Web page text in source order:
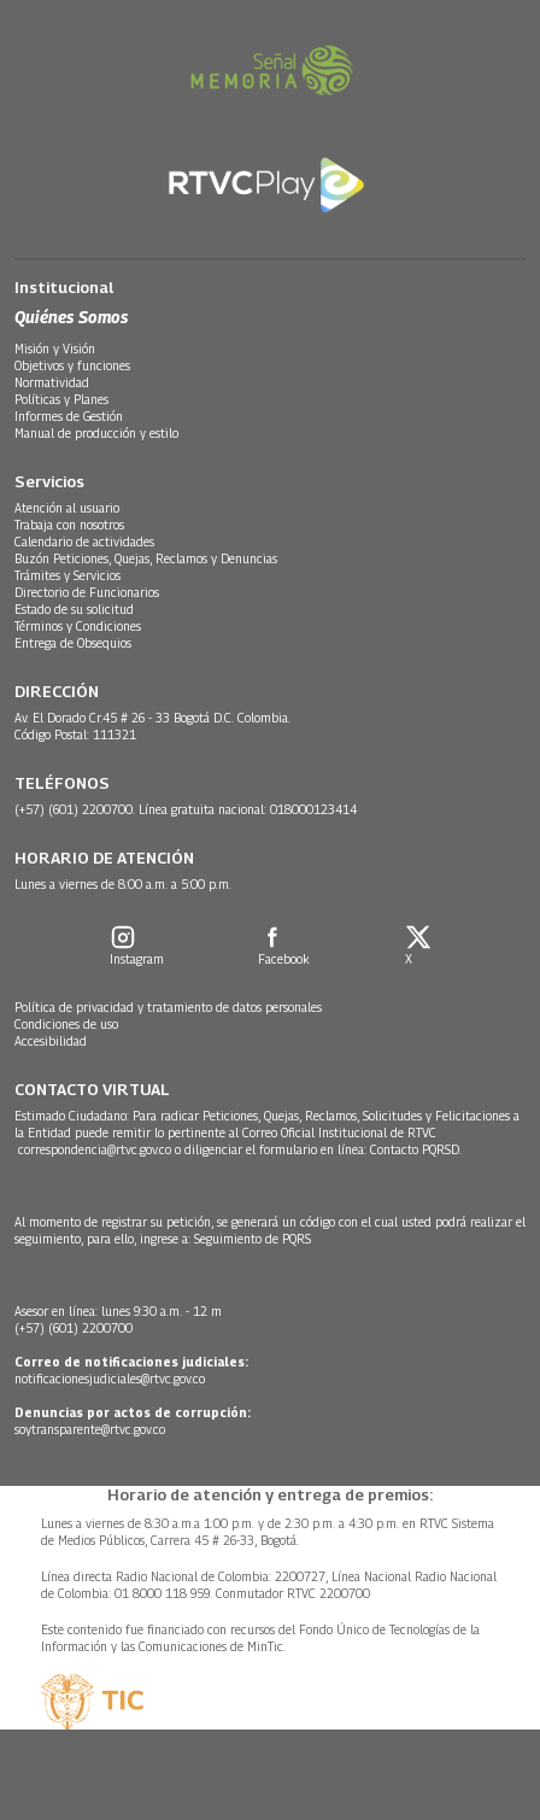
Institucional
Quiénes Somos
Misión y Visión
Objetivos y funciones
Normatividad
Políticas y Planes
Informes de Gestión
Manual de producción y estilo
Servicios
Atención al usuario
Trabaja con nosotros
Calendario de actividades
Buzón Peticiones, Quejas, Reclamos y Denuncias
Trámites y Servicios
Directorio de Funcionarios
Estado de su solicitud
Términos y Condiciones
Entrega de Obsequios
DIRECCIÓN
Av. El Dorado Cr.45 # 26 - 33 Bogotá D.C. Colombia.
Código Postal: 111321
TELÉFONOS
(+57) (601) 2200700. Línea gratuita nacional: 018000123414
HORARIO DE ATENCIÓN
Lunes a viernes de 8:00 a.m. a 5:00 p.m.
Instagram Facebook X
Política de privacidad y tratamiento de datos personales
Condiciones de uso
Accesibilidad
CONTACTO VIRTUAL
Estimado Ciudadano: Para radicar Peticiones, Quejas, Reclamos, Solicitudes y Felicitaciones a
la Entidad puede remitir lo pertinente al Correo Oficial Institucional de RTVC
correspondencia@rtvc.gov.co o diligenciar el formulario en línea: Contacto PQRSD.
Al momento de registrar su petición, se generará un código con el cual usted podrá realizar el
seguimiento, para ello, ingrese a: Seguimiento de PQRS
Asesor en línea: lunes 9:30 a.m. - 12 m
(+57) (601) 2200700
Correo de notificaciones judiciales:
notificacionesjudiciales@rtvc.gov.co
Denuncias por actos de corrupción:
soytransparente@rtvc.gov.co
Horario de atención y entrega de premios:
Lunes a viernes de 8:30 a.m.a 1:00 p.m. y de 2:30 p.m. a 4:30 p.m. en RTVC Sistema
de Medios Públicos, Carrera 45 # 26-33, Bogotá.
Línea directa Radio Nacional de Colombia: 2200727, Línea Nacional Radio Nacional
de Colombia: 01 8000 118 959. Conmutador RTVC 2200700
Este contenido fue financiado con recursos del Fondo Único de Tecnologías de la
Información y las Comunicaciones de MinTic.